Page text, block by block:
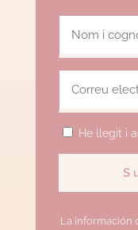
He llegit i
La información